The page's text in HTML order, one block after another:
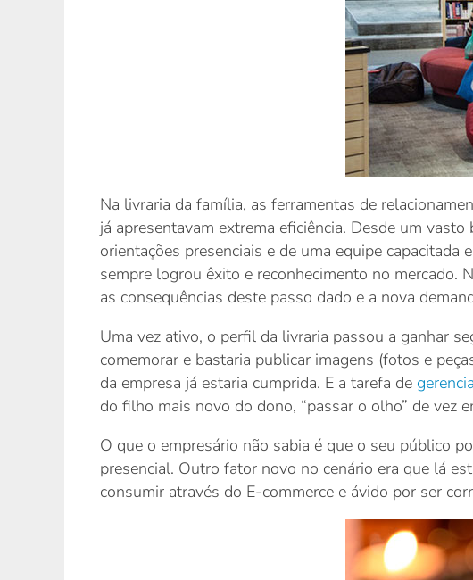
Na livraria da família, as ferramentas de
já apresentavam extrema eficiência. Desde um
orientações presenciais e de uma equipe
sempre logrou êxito e reconhecimento no mercado.
as consequências deste passo dado e a nova
Uma vez ativo, o perfil da livraria passou a ganhar
comemorar e bastaria publicar imagens (fotos e
da empresa já estaria cumprida. E a tarefa de
do filho mais novo do dono, “passar o olho” de vez
O que o empresário não sabia é que o seu público
presencial. Outro fator novo no cenário era que lá
consumir através do E-commerce e ávido por ser